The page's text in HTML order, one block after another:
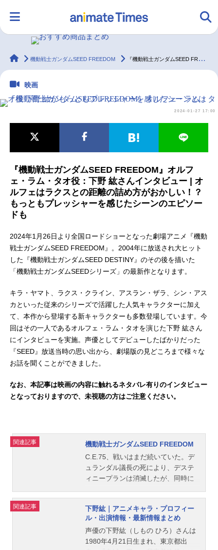
HOME ランキング アニメ 声優
ラジオ みんなの声 グッズ 映画
マンガ・ラノベ ゲーム・アプリ 音楽 コスプレ
2.5次元 配信・Vtuber トレンド 無料マンガ
最新記事一覧
アニメ記事一覧
アニメ映画一覧 実写化映画一覧
今期アニメ曜日別一覧
秋アニメ 冬アニメ
男性声優/女性声優一覧
FOLLOW US
animateTimes
機動戦士ガンダムSEED FREEDOM 『機動戦士ガンダムSEED FREEDOM』オルフェ・ラム・タオ役 下野 紘がもっともプレッシャーを感じたシーンとは
映画
2024-01-27 17:00
『機動戦士ガンダムSEED FREEDOM』オルフ
ェ・ラム・タオ役：下野 紘さんインタビュー | オ
ルフェはラクスとの距離の詰め方がおかしい！？
もっともプレッシャーを感じたシーンのエピソー
ドも
2024年1月26日より全国ロードショーとなった劇場アニメ『機動
戦士ガンダムSEED FREEDOM』。2004年に放送され大ヒット
した『機動戦士ガンダムSEED DESTINY』のその後を描いた
「機動戦士ガンダムSEEDシリーズ」の最新作となります。
キラ・ヤマト、ラクス・クライン、アスラン・ザラ、シン・アス
カといった従来のシリーズで活躍した人気キャラクターに加え
て、本作から登場する新キャラクターも多数登場しています。今
回はその一人であるオルフェ・ラム・タオを演じた下野 紘さん
にインタビューを実施。声優としてデビューしたばかりだった
『SEED』放送当時の思い出から、劇場版の見どころまで様々な
お話を聞くことができました。
なお、本記事は映画の内容に触れるネタバレ有りのインタビュー
となっておりますので、未視聴の方はご注意ください。
関連記事
機動戦士ガンダムSEED FREEDOM
C.E.75、戦いはまだ続いていた。デ
ュランダル議長の死により、デステ
ィニープランは消滅したが、同時に
は失われた。各地で独立運動が起こ
り、ブルーコスモスによる侵攻はく
り返され、人々はさらなる戦乱と不
安の最中にあった。事態を沈静化す
るべく、ラクスを初代総裁とする世
関連記事
下野紘｜アニメキャラ・プロフィー
ル・出演情報・最新情報まとめ
声優の下野紘（しもの ひろ）さんは
1980年4月21日生まれ、東京都出